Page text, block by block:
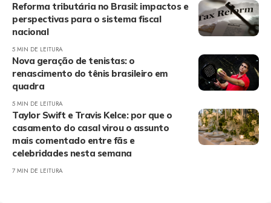
Reforma tributária no Brasil: impactos e
perspectivas para o sistema fiscal
nacional
5 MIN DE LEITURA
Nova geração de tenistas: o
renascimento do tênis brasileiro em
quadra
5 MIN DE LEITURA
Taylor Swift e Travis Kelce: por que o
casamento do casal virou o assunto
mais comentado entre fãs e
celebridades nesta semana
7 MIN DE LEITURA